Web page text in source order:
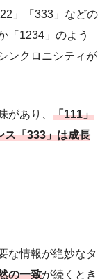
」「333」などの
「1234」のよう
ンクロニシティが
があり、 「111」
ス「333」は成長
な情報が絶妙なタ
の一致が続くとき